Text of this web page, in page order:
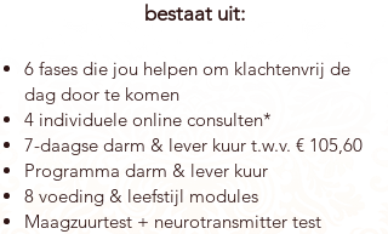
bestaat uit:
6 fases die jou helpen om klachtenvrij de
dag door te komen
4 individuele online consulten*
7-daagse darm & lever kuur t.w.v. € 105,60
Programma darm & lever kuur
8 voeding & leefstijl modules
Maagzuurtest + neurotransmitter test